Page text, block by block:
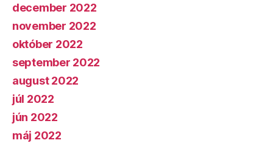
december 2022
november 2022
október 2022
september 2022
august 2022
júl 2022
jún 2022
máj 2022